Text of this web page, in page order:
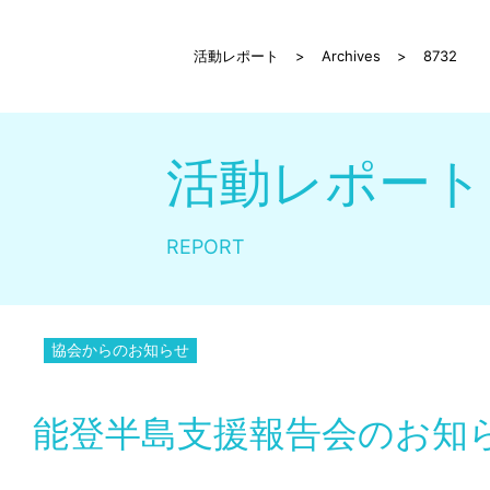
活動レポート > Archives > 8732
活動レポート
REPORT
協会からのお知らせ
能登半島支援報告会のお知